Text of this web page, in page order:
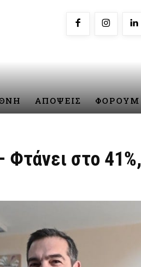
ΑΠΟΨΕΙΣ ΦΟΡΟΥΜ
στο 41%,